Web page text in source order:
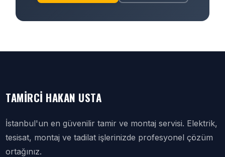
TAMIRCI HAKAN USTA
İstanbul'un en güvenilir tamir ve montaj servisi. Elektrik,
tesisat, montaj ve tadilat işlerinizde profesyonel çözüm
ortağınız.